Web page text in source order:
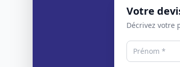
Votre
Décrivez votre